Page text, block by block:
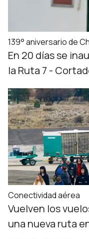
139° aniversario de
En 20 días se
la Ruta 7 -
Conectividad aérea
Vuelven los
una nueva ruta